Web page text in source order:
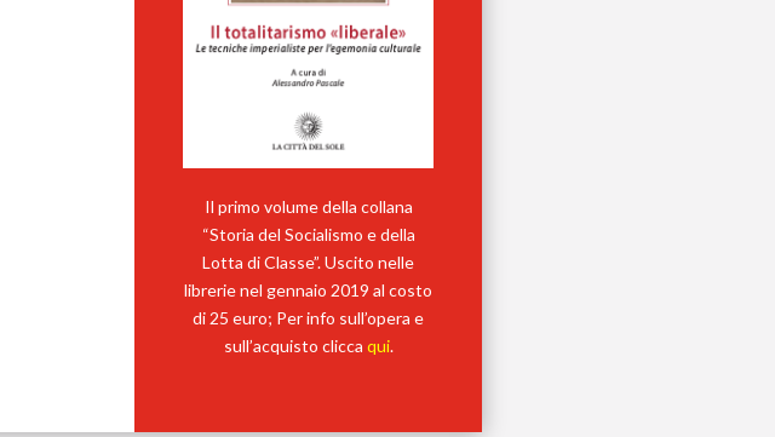
Il primo volume della collana
“Storia del Socialismo e della
Lotta di Classe”. Uscito nelle
librerie nel gennaio 2019 al costo
di 25 euro; Per info sull’opera e
sull’acquisto clicca qui.